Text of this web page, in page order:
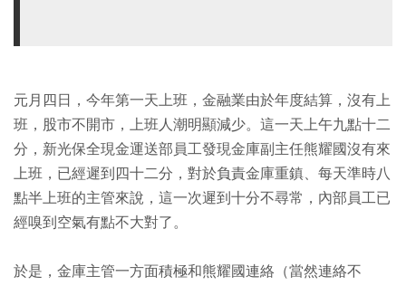
元月四日，今年第一天上班，金融業由於年度結算，沒有上
班，股市不開市，上班人潮明顯減少。這一天上午九點十二
分，新光保全現金運送部員工發現金庫副主任熊耀國沒有來
上班，已經遲到四十二分，對於負責金庫重鎮、每天準時八
點半上班的主管來說，這一次遲到十分不尋常，內部員工已
經嗅到空氣有點不大對了。
於是，金庫主管一方面積極和熊耀國連絡（當然連絡不